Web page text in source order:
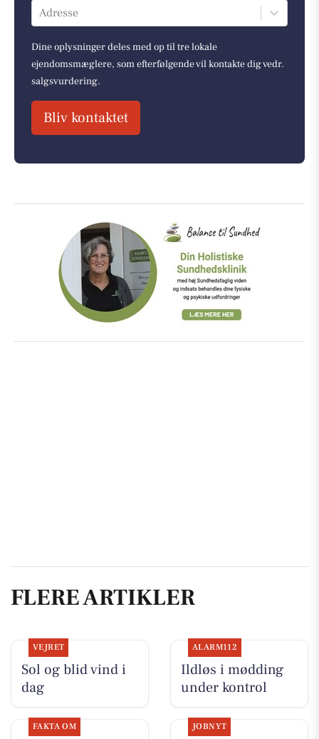
Adresse
Dine oplysninger deles med op til tre lokale
ejendomsmæglere, som efterfølgende vil kontakte dig vedr.
salgsvurdering.
Bliv kontaktet
FLERE ARTIKLER
VEJRET
Sol og blid vind i
dag
ALARM112
Ildløs i mødding
under kontrol
FAKTA OM JOBNYT